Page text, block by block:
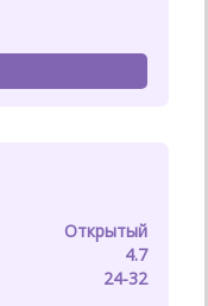
Открытый
4.7
24-32